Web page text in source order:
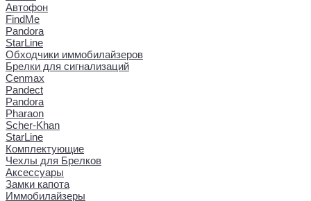
Автофон
FindMe
Pandora
StarLine
Обходчики иммобилайзеров
Брелки для сигнализаций
Cenmax
Pandect
Pandora
Pharaon
Scher-Khan
StarLine
Комплектующие
Чехлы для Брелков
Аксессуары
Замки капота
Иммобилайзеры